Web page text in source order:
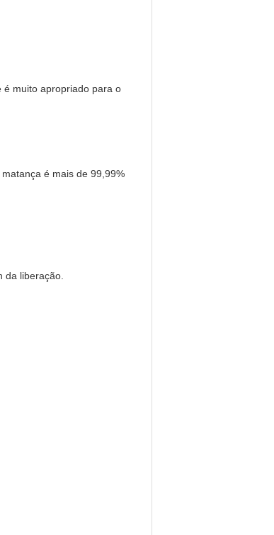
é muito apropriado para o
é mais de 99,99%
da liberação.